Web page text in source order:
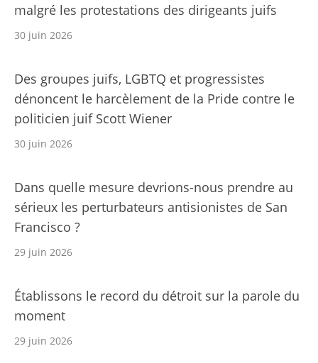
malgré les protestations des dirigeants juifs
30 juin 2026
Des groupes juifs, LGBTQ et progressistes
dénoncent le harcèlement de la Pride contre le
politicien juif Scott Wiener
30 juin 2026
Dans quelle mesure devrions-nous prendre au
sérieux les perturbateurs antisionistes de San
Francisco ?
29 juin 2026
Établissons le record du détroit sur la parole du
moment
29 juin 2026